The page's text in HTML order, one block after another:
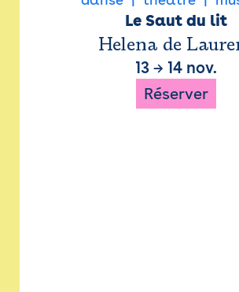
Le Saut du lit
Helena de
13 → 14 nov.
Réserver